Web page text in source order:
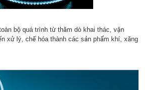
bộ quá trình từ thăm dò khai thác, vận
xử lý, chế hóa thành các sản phẩm khí, xăng